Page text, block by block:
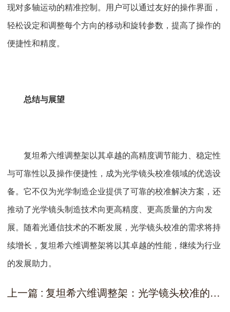
现对多轴运动的精准控制。用户可以通过友好的操作界面，
轻松设定和调整每个方向的移动和旋转参数，提高了操作的
便捷性和精度。
总结与展望
复坦希六维调整架以其卓越的高精度调节能力、稳定性
与可靠性以及操作便捷性，成为光学镜头校准领域的优选设
备。它不仅为光学制造企业提供了可靠的校准解决方案，还
推动了光学镜头制造技术向更高精度、更高质量的方向发
展。随着光通信技术的不断发展，光学镜头校准的需求将持
续增长，复坦希六维调整架将以其卓越的性能，继续为行业
的发展助力。
上一篇 : 复坦希六维调整架：光学镜头校准的高精度利器